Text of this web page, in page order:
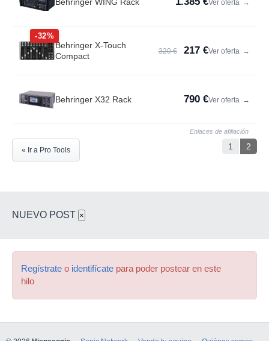
Ver oferta →
-32%
Behringer X-Touch
Compact
320 € 217 €Ver oferta →
Behringer X32 Rack 790 €Ver oferta →
Enlaces de afiliación
1 2
« Ir a Pro Tools
NUEVO POST ×
Regístrate o identifícate para poder postear en este
hilo